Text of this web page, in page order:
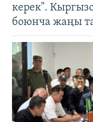
керек".
боюнча жаңы